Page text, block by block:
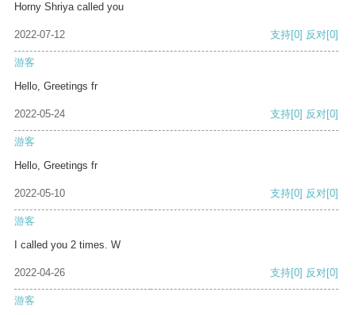
Horny Shriya called you
2022-07-12 支持[0] 反对[0]
游客
Hello, Greetings fr
2022-05-24 支持[0] 反对[0]
游客
Hello, Greetings fr
2022-05-10 支持[0] 反对[0]
游客
I called you 2 times. W
2022-04-26 支持[0] 反对[0]
游客